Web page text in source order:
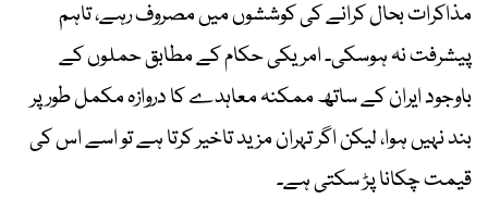
مذاکرات بحال کرانے کی کوششوں میں مصروف رہے، تاہم
پیشرفت نہ ہوسکی۔ امریکی حکام کے مطابق حملوں کے
باوجود ایران کے ساتھ ممکنہ معاہدے کا دروازہ مکمل طور پر
بند نہیں ہوا، لیکن اگر تہران مزید تاخیر کرتا ہے تو اسے اس کی
قیمت چکانا پڑ سکتی ہے۔